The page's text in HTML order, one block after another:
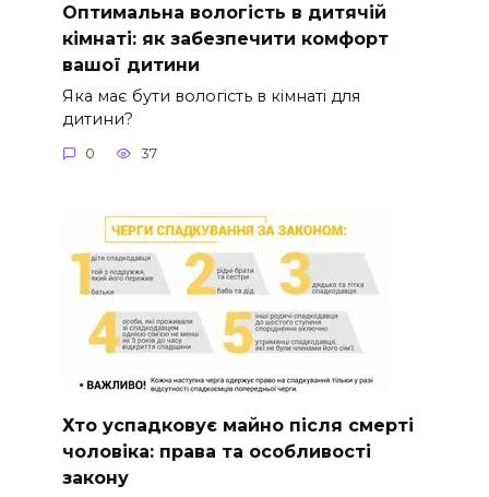
Оптимальна вологість в дитячій
кімнаті: як забезпечити комфорт
вашої дитини
Яка має бути вологість в кімнаті для
дитини?
0 37
Хто успадковує майно після смерті
чоловіка: права та особливості
закону